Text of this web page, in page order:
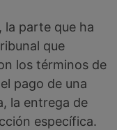
la parte que ha
que
los términos de
pago de una
la entrega de
específica.